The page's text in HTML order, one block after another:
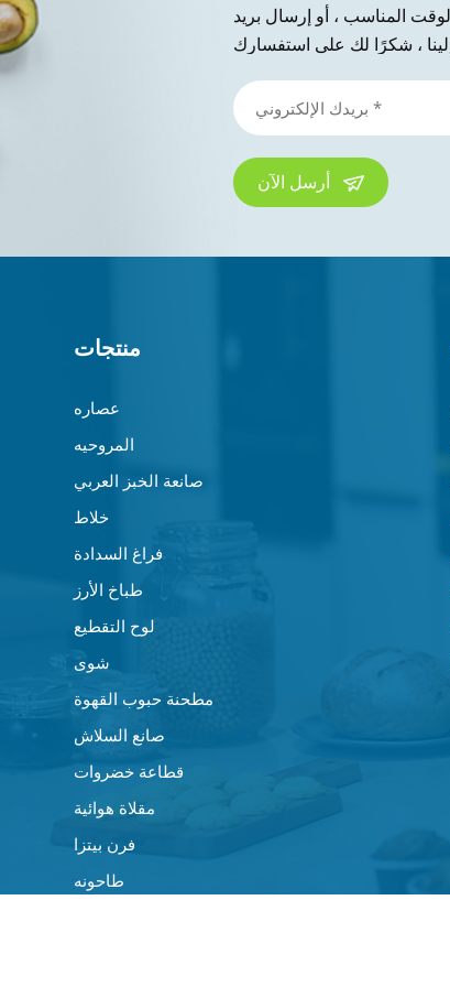
المناسب ، أو إرسال بريد
منتجات
عصاره
المروحيه
صانعة الخبز العربي
خلاط
فراغ السدادة
طباخ الأرز
لوح التقطيع
شوى
مطحنة حبوب القهوة
صانع السلاش
قطاعة خضروات
مقلاة هوائية
فرن بيتزا
طاحونه